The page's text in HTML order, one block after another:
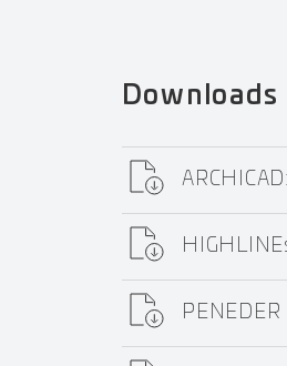
Downloads